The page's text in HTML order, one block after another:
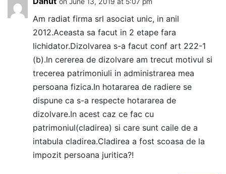
Am radiat firma srl asociat unic, in anil
2012.Aceasta sa facut in 2 etape fara
lichidator.Dizolvarea s-a facut conf art 222-1
(b).In cererea de dizolvare am trecut motivul si
trecerea patrimoniuli in administrarea mea
persoana fizica.In hotararea de radiere se
dispune ca s-a respecte hotararea de
dizolvare.In acest caz ce fac cu
patrimoniul(cladirea) si care sunt caile de a
intabula cladirea.Cladirea a fost scoasa de la
impozit persoana juritica?!